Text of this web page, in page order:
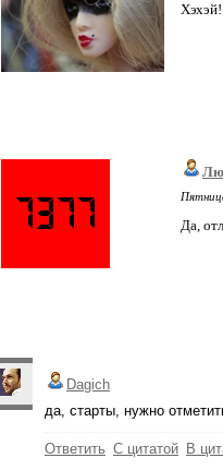
Да,
Dagich
да, старты, нужно
Ответить С цитатой В